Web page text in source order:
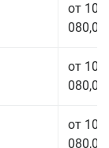
от 101
080,00
от 101
080,00
от 101
080,00